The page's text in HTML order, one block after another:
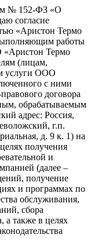
№ 152-ФЗ «О
согласие
«Аристон Термо
работы
«Аристон Термо
(лицам,
услуги ООО
с ними
договора
обрабатываемым
адрес: Россия,
г.п.
д. 9 к. 1) на
получения
и
(далее –
получение
и программах по
обслуживания,
сбора
а также в целях